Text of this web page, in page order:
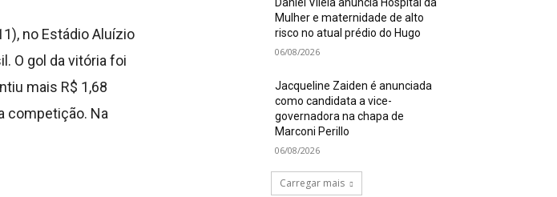
no Estádio Aluízio
O gol da vitória foi
mais R$ 1,68
competição. Na
Mulher e maternidade de alto
risco no atual prédio do Hugo
06/08/2026
Jacqueline Zaiden é anunciada
como candidata a vice-
governadora na chapa de
Marconi Perillo
06/08/2026
Carregar mais